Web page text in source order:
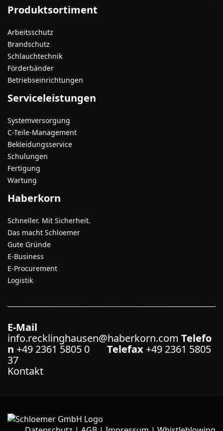
Produktsortiment
Arbeitsschutz
Brandschutz
Schlauchtechnik
Förderbänder
Betriebseinrichtungen
Serviceleistungen
Systemversorgung
C-Teile-Management
Bekleidungsservice
Schulungen
Fertigung
Wartung
Haberkorn
Schneller. Mit Sicherheit.
Das macht Schloemer
Gute Gründe
E-Business
E-Procurement
Logistik
E-Mail
info.recklinghausen@haberkorn.com Telefo
n +49 2361 5805 0 Telefax +49 2361 5805
37
Kontakt